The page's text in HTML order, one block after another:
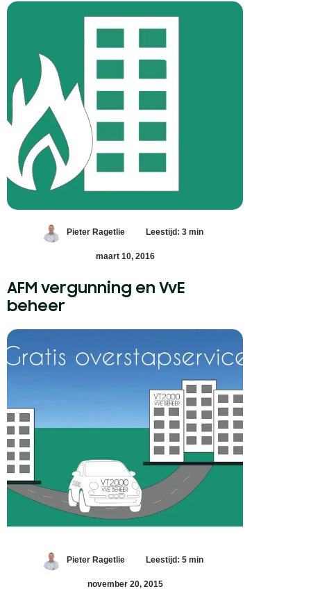
Pieter Ragetlie Leestijd: 3 min
maart 10, 2016
AFM vergunning en VvE
beheer
Pieter Ragetlie Leestijd: 5 min
november 20, 2015